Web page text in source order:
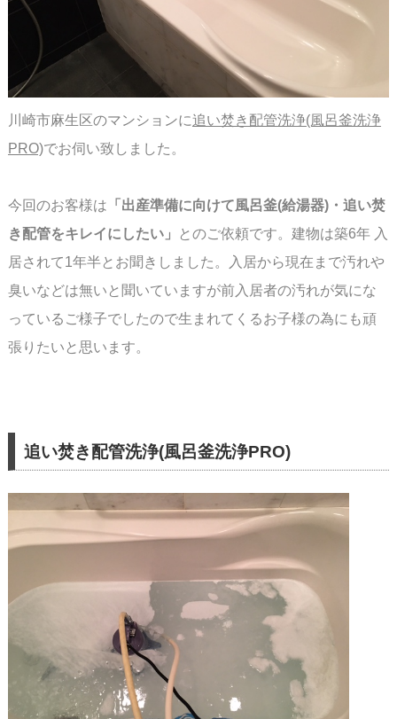
川崎市麻生区のマンションに追い焚き配管洗浄(風呂釜洗浄
PRO)でお伺い致しました。
今回のお客様は 「出産準備に向けて風呂釜(給湯器)・追い焚
き配管をキレイにしたい」
とのご依頼です。建物は築6年 入
居されて1年半とお聞きしました。
入居から現在まで汚れや
臭いなどは無いと聞いていますが前入居者の汚れが気にな
っているご様子でしたので生まれてくるお子様の為にも頑
張りたいと思います。
追い焚き配管洗浄(風呂釜洗浄PRO)